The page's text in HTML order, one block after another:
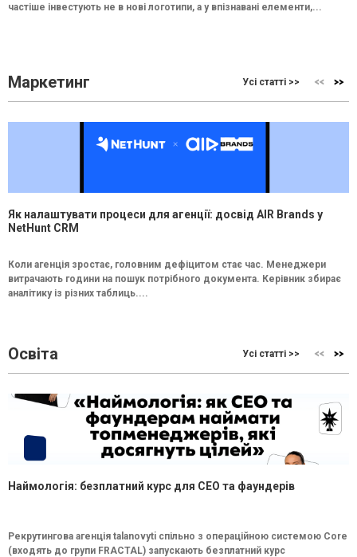
частіше інвестують не в нові логотипи, а у впізнавані елементи,...
Маркетинг Усі статті >>
Як налаштувати процеси для агенції: досвід AIR Brands у
NetHunt CRM
Коли агенція зростає, головним дефіцитом стає час. Менеджери
витрачають години на пошук потрібного документа. Керівник збирає
аналітику із різних таблиць....
Освіта Усі статті >>
Наймологія: безплатний курс для CEO та фаундерів
Рекрутингова агенція talanovyti спільно з операційною системою Core
(входять до групи FRACTAL) запускають безплатний курс